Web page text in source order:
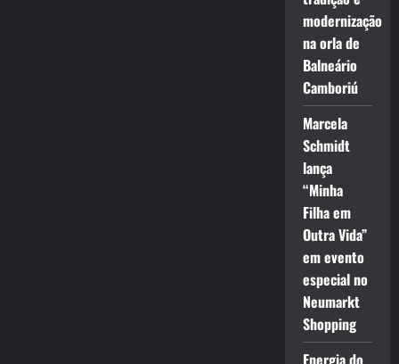
modernização
na orla de
Balneário
Camboriú
Marcela
Schmidt
lança
“Minha
Filha em
Outra Vida”
em evento
especial no
Neumarkt
Shopping